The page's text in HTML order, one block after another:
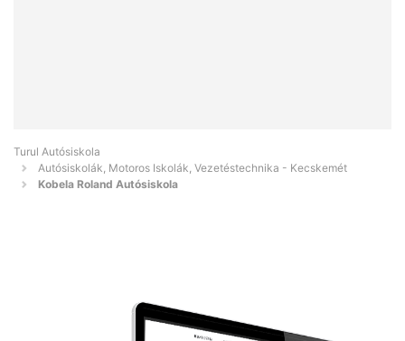
Turul Autósiskola
Autósiskolák, Motoros Iskolák, Vezetéstechnika - Kecskemét
Kobela Roland Autósiskola